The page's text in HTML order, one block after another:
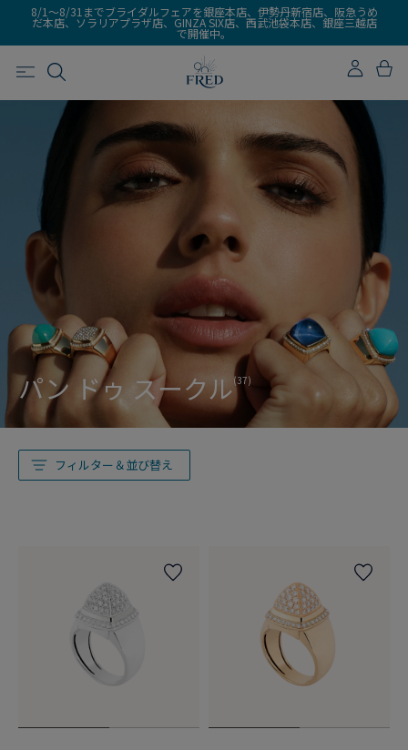
8/1～8/31までブライダルフェアを銀座本店、伊勢丹新宿店、阪急うめ
だ本店、ソラリアプラザ店、GINZA SIX店、西武池袋本店、銀座三越店
で開催中。
パン ドゥ スークル(37)
フィルター＆並び替え